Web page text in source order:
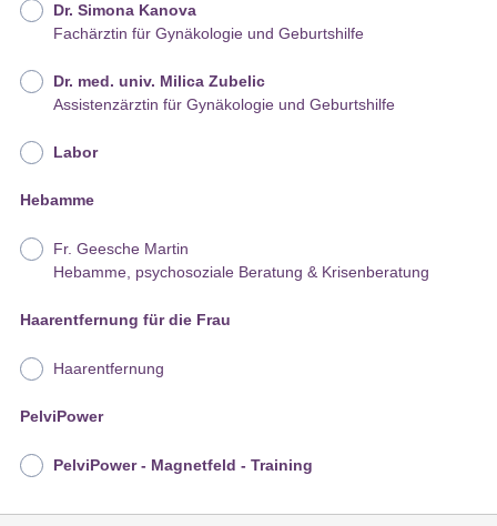
Dr. Simona Kanova
Fachärztin für Gynäkologie und Geburtshilfe
Dr. med. univ. Milica Zubelic
Assistenzärztin für Gynäkologie und Geburtshilfe
Labor
Hebamme
Fr. Geesche Martin
Hebamme, psychosoziale Beratung & Krisenberatung
Haarentfernung für die Frau
Haarentfernung
PelviPower
PelviPower - Magnetfeld - Training